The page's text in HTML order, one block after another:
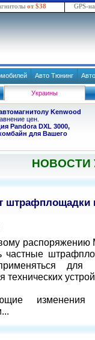
от $38 GPS-
Авто Тюнинг
Украины
Kenwood
цен.
Pandora DXL 3000,
для Вашего
НОВОСТИ
штрафплощадки
частные
для
технических